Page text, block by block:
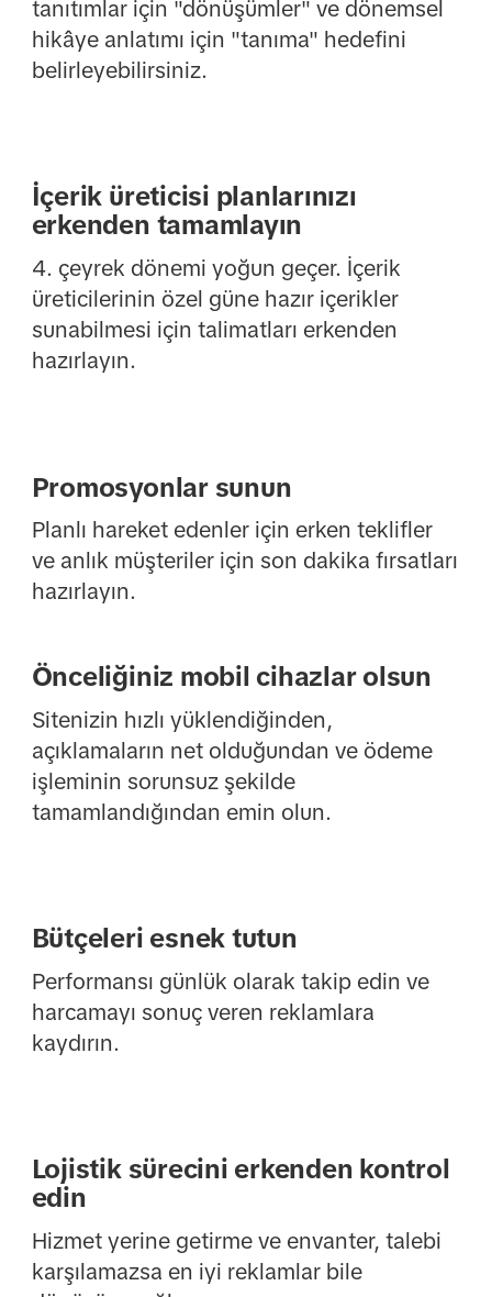
tanıtımlar için "dönüşümler" ve dönemsel
hikâye anlatımı için "tanıma" hedefini
belirleyebilirsiniz.
İçerik üreticisi planlarınızı
erkenden tamamlayın
4. çeyrek dönemi yoğun geçer. İçerik
üreticilerinin özel güne hazır içerikler
sunabilmesi için talimatları erkenden
hazırlayın.
Promosyonlar sunun
Planlı hareket edenler için erken teklifler
ve anlık müşteriler için son dakika fırsatları
hazırlayın.
Önceliğiniz mobil cihazlar olsun
Sitenizin hızlı yüklendiğinden,
açıklamaların net olduğundan ve ödeme
işleminin sorunsuz şekilde
tamamlandığından emin olun.
Bütçeleri esnek tutun
Performansı günlük olarak takip edin ve
harcamayı sonuç veren reklamlara
kaydırın.
Lojistik sürecini erkenden kontrol
edin
Hizmet yerine getirme ve envanter, talebi
karşılamazsa en iyi reklamlar bile